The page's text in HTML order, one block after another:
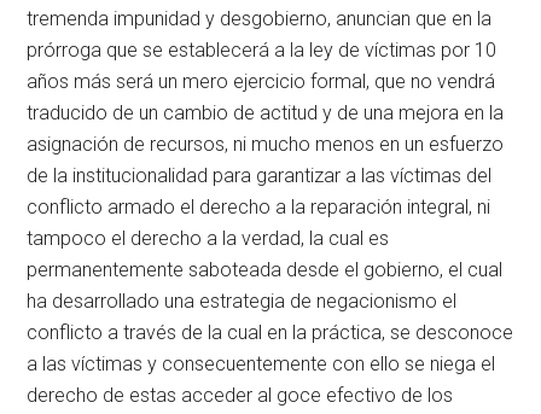
tremenda impunidad y desgobierno, anuncian que en la
prórroga que se establecerá a la ley de víctimas por 10
años más será un mero ejercicio formal, que no vendrá
traducido de un cambio de actitud y de una mejora en la
asignación de recursos, ni mucho menos en un esfuerzo
de la institucionalidad para garantizar a las víctimas del
conflicto armado el derecho a la reparación integral, ni
tampoco el derecho a la verdad, la cual es
permanentemente saboteada desde el gobierno, el cual
ha desarrollado una estrategia de negacionismo el
conflicto a través de la cual en la práctica, se desconoce
a las víctimas y consecuentemente con ello se niega el
derecho de estas acceder al goce efectivo de los